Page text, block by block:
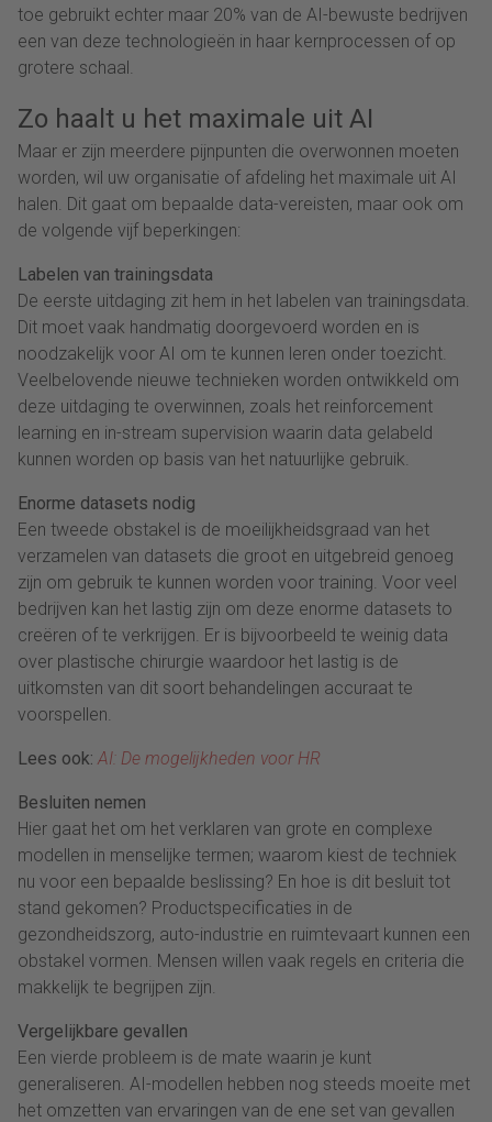
toe gebruikt echter maar 20% van de AI-bewuste bedrijven
een van deze technologieën in haar kernprocessen of op
grotere schaal.
Zo haalt u het maximale uit AI
Maar er zijn meerdere pijnpunten die overwonnen moeten
worden, wil uw organisatie of afdeling het maximale uit AI
halen. Dit gaat om bepaalde data-vereisten, maar ook om
de volgende vijf beperkingen:
Labelen van trainingsdata
De eerste uitdaging zit hem in het labelen van trainingsdata.
Dit moet vaak handmatig doorgevoerd worden en is
noodzakelijk voor AI om te kunnen leren onder toezicht.
Veelbelovende nieuwe technieken worden ontwikkeld om
deze uitdaging te overwinnen, zoals het reinforcement
learning en in-stream supervision waarin data gelabeld
kunnen worden op basis van het natuurlijke gebruik.
Enorme datasets nodig
Een tweede obstakel is de moeilijkheidsgraad van het
verzamelen van datasets die groot en uitgebreid genoeg
zijn om gebruik te kunnen worden voor training. Voor veel
bedrijven kan het lastig zijn om deze enorme datasets to
creëren of te verkrijgen. Er is bijvoorbeeld te weinig data
over plastische chirurgie waardoor het lastig is de
uitkomsten van dit soort behandelingen accuraat te
voorspellen.
Lees ook: AI: De mogelijkheden voor HR
Besluiten nemen
Hier gaat het om het verklaren van grote en complexe
modellen in menselijke termen; waarom kiest de techniek
nu voor een bepaalde beslissing? En hoe is dit besluit tot
stand gekomen? Productspecificaties in de
gezondheidszorg, auto-industrie en ruimtevaart kunnen een
obstakel vormen. Mensen willen vaak regels en criteria die
makkelijk te begrijpen zijn.
Vergelijkbare gevallen
Een vierde probleem is de mate waarin je kunt
generaliseren. AI-modellen hebben nog steeds moeite met
het omzetten van ervaringen van de ene set van gevallen